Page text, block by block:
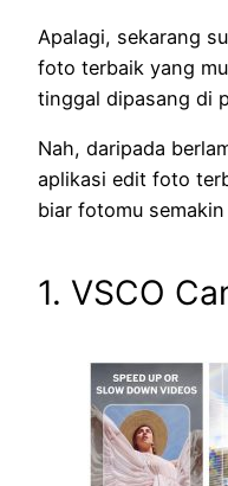
Apalagi, sekarang
foto terbaik yang
tinggal dipasang di
Nah, daripada
aplikasi edit foto
biar fotomu semakin
1. VSCO